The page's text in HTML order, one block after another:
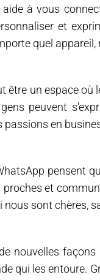
à vous
et
quel
être un espace où
peuvent
en
pensent
et
nous sont chères,
nouvelles
qui les entoure.